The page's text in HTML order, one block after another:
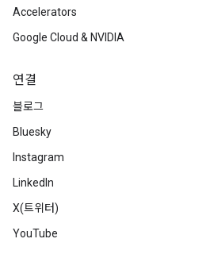
Accelerators
Google Cloud & NVIDIA
연결
블로그
Bluesky
Instagram
LinkedIn
X(트위터)
YouTube